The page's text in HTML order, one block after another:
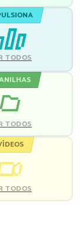
TODOS
TODOS
TODOS